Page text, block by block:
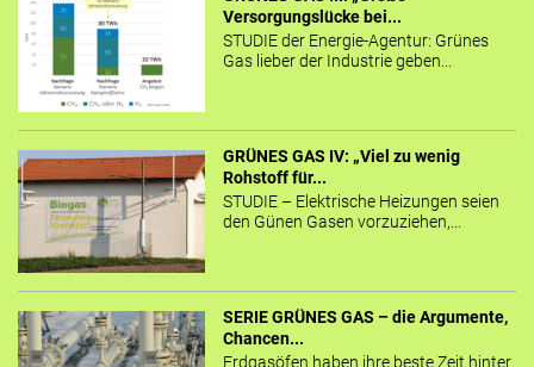
Versorgungslücke bei...
STUDIE der Energie-Agentur: Grünes
Gas lieber der Industrie geben...
GRÜNES GAS IV: „Viel zu wenig
Rohstoff für...
STUDIE – Elektrische Heizungen seien
den Günen Gasen vorzuziehen,...
SERIE GRÜNES GAS – die Argumente,
Chancen...
Erdgasöfen haben ihre beste Zeit hinter